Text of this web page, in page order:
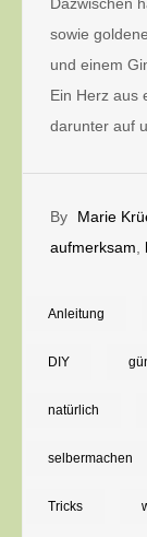
sowie
und einem
Ein Herz aus
darunter auf
By Marie
aufmerksam
Anleitung
DIY
natürlich
selbermachen
Tricks